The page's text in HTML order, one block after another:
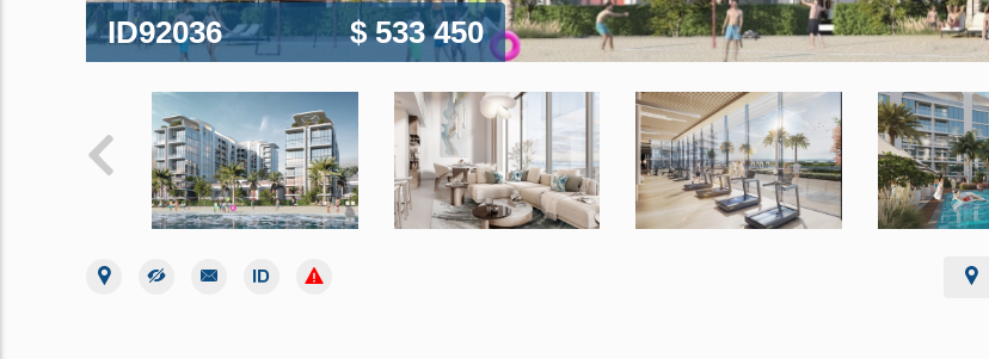
ID92036 $ 533 450